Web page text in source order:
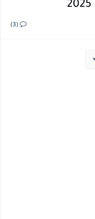
(3)